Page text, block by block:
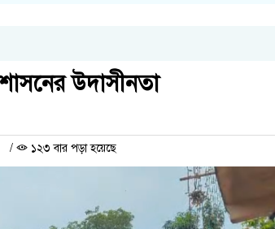
উদাসীনতা
/ ১২৩ বার পড়া হয়েছে